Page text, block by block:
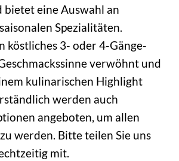
bietet eine Auswahl an
Spezialitäten.
köstliches 3- oder 4-Gänge-
verwöhnt und
kulinarischen Highlight
werden auch
angeboten, um allen
werden. Bitte teilen Sie uns
mit.